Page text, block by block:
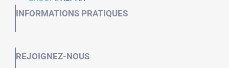
INFORMATIONS PRATIQUES
REJOIGNEZ-NOUS